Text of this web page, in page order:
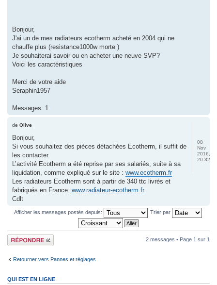
Bonjour,
J'ai un de mes radiateurs ecotherm acheté en 2004 qui ne
chauffe plus (resistance1000w morte )
Je souhaiterai savoir ou en acheter une neuve SVP?
Voici les caractéristiques
Merci de votre aide
Seraphin1957
Messages: 1
de Olive
Bonjour,
Si vous souhaitez des pièces détachées Ecotherm, il suffit de
les contacter.
L’activité Ecotherm a été reprise par ses salariés, suite à sa
liquidation, comme expliqué sur le site : www.ecotherm.fr
Les radiateurs Ecotherm sont à partir de 340 ttc livrés et
fabriqués en France. www.radiateur-ecotherm.fr
Cdlt
08
Nov
2016,
20:32
Afficher les messages postés depuis: Trier par
Répondre 2 messages • Page 1 sur 1
Retourner vers Pannes et réglages
QUI EST EN LIGNE